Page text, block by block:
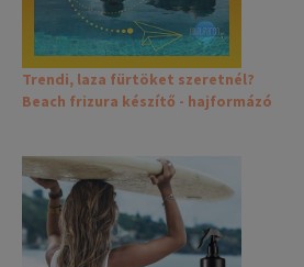
Trendi, laza fürtöket szeretnél?
Beach frizura készítő - hajformázó